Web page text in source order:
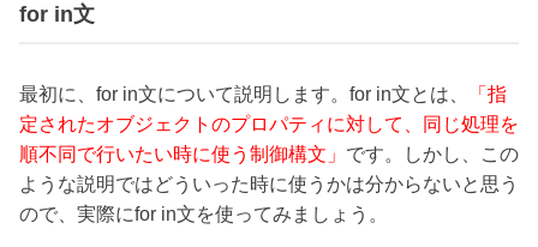
for in文
最初に、for in文について説明します。for in文とは、
「指
定されたオブジェクトのプロパティに対して、同じ処理を
順不同で行いたい時に使う制御構文」 です。しかし、この
ような説明ではどういった時に使うかは分からないと思う
ので、実際にfor in文を使ってみましょう。